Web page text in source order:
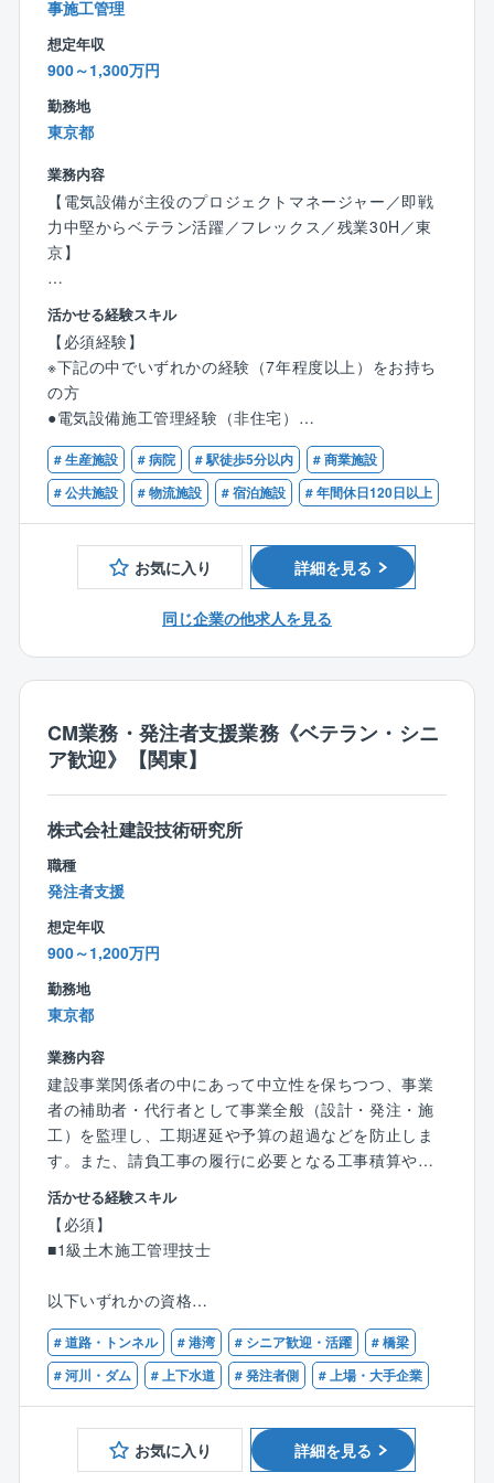
【同社の特徴】
●圧倒的な技術力
大手組織設計事務所の冠を持つCM企業であるため、高
い技術力を持つ技術者が集まっています。
キルを活かせるフィールドがございます。
●「役職がいない」ニューノーマルな組織形態
同社には部長や課長はおらず、社員は「さんづけ」で
呼び合っています。
風通しがよく「エンゲージメント」が高い職場環境で
す。
●離職率1.8％
●コアタイムなしのフルフレックス勤務
AM5:00～22:00の間で自由な時間に勤務ができます。
1日の労働時間も1h～（1hで終了してもOK）自由に設
定できるため、ライフスタイルに合わせて柔軟な働き
方が可能です。
●残業時間
全社平均20時間未満、繁忙期でも30時間程度です。
●在宅勤務も活用可
出社率30％未満。CM業務に携わる方だと20％程度で
●75歳まで勤務可
定年65歳で再雇用が10年となるため、最長で75歳まで
勤務可能です。
事施工管理
想定年収
900～1,300万円
勤務地
東京都
業務内容
【電気設備が主役のプロジェクトマネージャー／即戦
力中堅からベテラン活躍／フレックス／残業30H／東
京】
同社のプロジェクトマネジメントは、顧客の事業計画
段階から携わる案件もあります。
建物を建てることがゴールではなく、場合によっては
その建物を通じて得られる収益や地域貢献性など、企
業の事業性や社会課題を解決することを念頭に置いた
提案を行います。
【設備エンジニアが主役のプロジェクトマネジャー】
環境事業に力を入れる同社ならではのプロジェクトマ
ネジャー職。
プロジェクトマネジャーと言えば、意匠担当や建築全
般の担当がメインとなってプロジェクトを動かしてい
く事がほとんどですが、同社では設備エンジニアが中
心となって担当する案件が多くあります。
それは環境事業に力を入れている同社ならではのレア
な求人で、電気設備に関する何らかのご経験豊富な人
【具体的な業務内容】
●施設企画・基本計画立案（技術検討含む）
●設計・施工マネジメント（設計検証・工事監理含む）
●発注マネジメント
●調査・診断
●CRE/PREマネジメント
●オフィス移転マネジメント
●地域創生支援
■取引業種
民間系：
大規模CRE保有企業・インフラ関連企業
先端技術（生産・研究・IT）系企業
放送・メディア系企業
物流・情報インフラ系企業
大規模スポーツ施設・先進医療系（病院）企業
ラグジュアリーホテル・地方インバウンド（観光関
金融機関
公共系：
国土交通省・文部科学省・地方公共団体・財団法人・
医療法人・社会福祉法人・独立行政法人・経済団体等
■施設用途：オフィス・生産/研究施設（工場・研究
所）・物流施設・商業施設・宿泊施設（ホテル・旅
活かせる経験スキル
【必須経験】
※下記の中でいずれかの経験（7年程度以上）をお持ち
の方
●電気設備施工管理経験（非住宅）
●電気設備設計経験（非住宅）
●その他電気設備（非住宅）に関する何等かのご経験
【必須資格】
※下記いずれかの資格をお持ちの方
●一級建築士
●設備設計一級建築士
●再開発プランナー
●1級電気工事施工管理技士
●1級管工事施工管理技士
●宅地建物取引主任者
ビジネス英語ができる方
# 生産施設 # 病院 # 駅徒歩5分以内
# 商業施設
# 公共施設
# 物流施設 # 宿泊施設 # 年間休日120日以上
お気に入り 詳細を見る
同じ企業の他求人を見る
CM業務・発注者支援業務《ベテラン・シニ
ア歓迎》【関東】
株式会社建設技術研究所
職種
発注者支援
想定年収
900～1,200万円
勤務地
東京都
業務内容
建設事業関係者の中にあって中立性を保ちつつ、事業
者の補助者・代行者として事業全般（設計・発注・施
工）を監理し、工期遅延や予算の超過などを防止しま
す。また、請負工事の履行に必要となる工事積算や技
術資料作成、施工状況の照合・確認、工事検査への臨
場などの工事監督を実施します。
資格・経験を活かして年収アップを目指せます！
エリア：関東
【業務内容】
■公共事業におけるPM・CM
■大規模災害の復旧・復興事業におけるPM・CM
■国土交通省の事業監理業務、事業促進PPPなど
■公共事業、大規模災害の復旧・復興事業における工事
積算の支援
■公共事業、大規模災害の復旧・復興事業における技術
活かせる経験スキル
【必須】
■1級土木施工管理技士
以下いずれかの資格
■RCCM(分野問わず)
■技術士(建設部門)
# 道路・トンネル # 港湾 # シニア歓迎・活躍
# 橋梁
# 河川・ダム
# 上下水道 # 発注者側 # 上場・大手企業
お気に入り 詳細を見る